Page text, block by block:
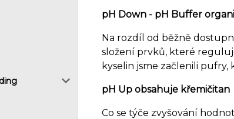
pH Down - pH Buffer
Na rozdíl od běžně
složení prvků, které
kyselin jsme začlenili
pH Up obsahuje křemičitan
Co se týče zvyšování